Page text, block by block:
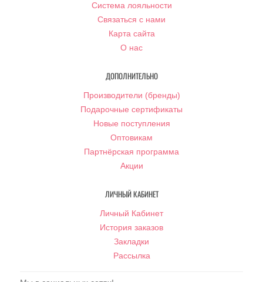
Система лояльности
Связаться с нами
Карта сайта
О нас
ДОПОЛНИТЕЛЬНО
Производители (бренды)
Подарочные сертификаты
Новые поступления
Оптовикам
Партнёрская программа
Акции
ЛИЧНЫЙ КАБИНЕТ
Личный Кабинет
История заказов
Закладки
Рассылка